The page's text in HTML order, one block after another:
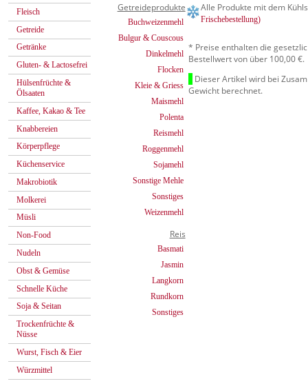
Fleisch
Getreide
Getränke
Gluten- & Lactosefrei
Hülsenfrüchte &
Ölsaaten
Kaffee, Kakao & Tee
Knabbereien
Körperpflege
Küchenservice
Makrobiotik
Molkerei
Müsli
Non-Food
Nudeln
Obst & Gemüse
Schnelle Küche
Soja & Seitan
Trockenfrüchte &
Nüsse
Wurst, Fisch & Eier
Würzmittel
Getreideprodukte
Buchweizenmehl
Bulgur & Couscous
Dinkelmehl
Flocken
Kleie & Griess
Maismehl
Polenta
Reismehl
Roggenmehl
Sojamehl
Sonstige Mehle
Sonstiges
Weizenmehl
Reis
Basmati
Jasmin
Langkorn
Rundkorn
Sonstiges
Alle Produkte mit dem
Frischebestellung)
* Preise enthalten die
Bestellwert von über 100,00 €.
Dieser Artikel wird bei
Gewicht berechnet.